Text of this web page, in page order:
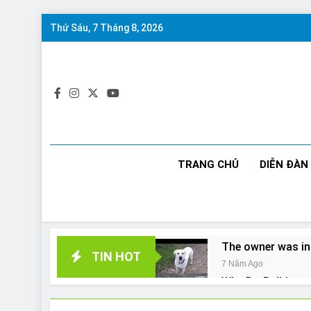
Skip
Thứ Sáu, 7 Tháng 8, 2026
TRANG CHỦ DIỄN ĐÀN
TIN HOT
The owner was
7 Năm Ago
Why Do
7 Năm Ago